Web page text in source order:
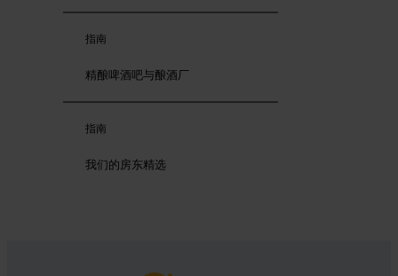
指南
精酿啤酒吧与酿酒厂
指南
我们的房东精选